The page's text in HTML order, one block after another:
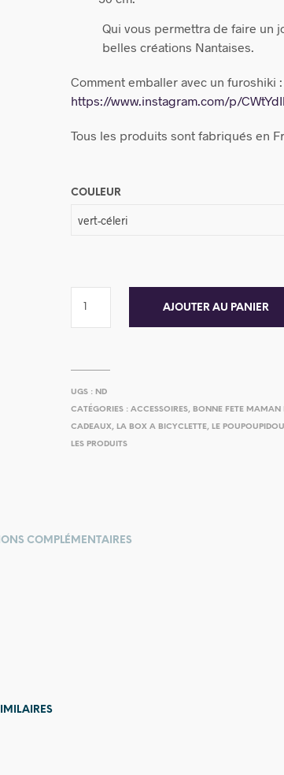
Qui vous permettra de faire un
belles créations Nantaises.
Comment emballer avec un furoshiki :
https://www.instagram.com/p/
Tous les produits sont fabriqués en
COULEUR
AJOUTER AU PANIER
UGS : ND
CATÉGORIES :ACCESSOIRES, BONNE FETE MAMAN
CADEAUX, LA BOX A BICYCLETTE, LE
LES PRODUITS
COMPLÉMENTAIRES